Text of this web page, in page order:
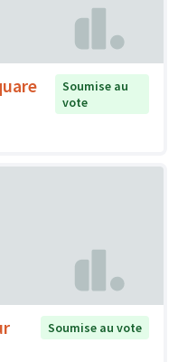
Soumise au
vote
Soumise au vote